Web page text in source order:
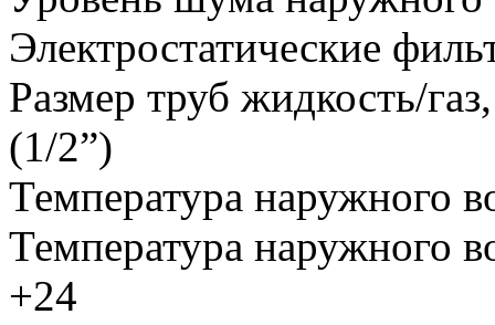
Электростатические
Размер труб жидкость/
(1/2”)
Температура наружного
Температура наружного
+24